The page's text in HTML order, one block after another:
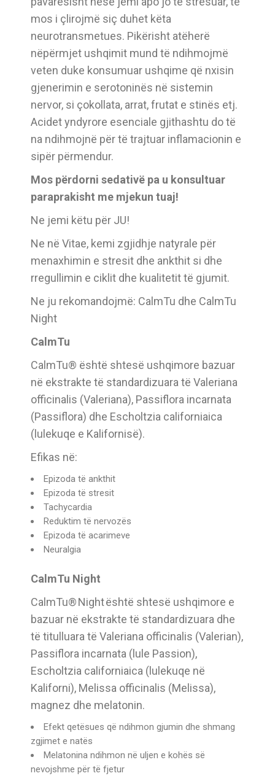
mos i çlirojmë siç duhet këta
neurotransmetues. Pikërisht atëherë
nëpërmjet ushqimit mund të ndihmojmë
veten duke konsumuar ushqime që nxisin
gjenerimin e serotoninës në sistemin
nervor, si çokollata, arrat, frutat e stinës etj.
Acidet yndyrore esenciale gjithashtu do të
na ndihmojnë për të trajtuar inflamacionin e
sipër përmendur.
Mos përdorni sedativë pa u konsultuar
paraprakisht me mjekun tuaj!
Ne jemi këtu për JU!
Ne në Vitae, kemi zgjidhje natyrale për
menaxhimin e stresit dhe ankthit si dhe
rregullimin e ciklit dhe kualitetit të gjumit.
Ne ju rekomandojmë: CalmTu dhe CalmTu
Night
CalmTu
CalmTu® është shtesë ushqimore bazuar
në ekstrakte të standardizuara të Valeriana
officinalis (Valeriana), Passiflora incarnata
(Passiflora) dhe Escholtzia californiaica
(lulekuqe e Kalifornisë).
Efikas në:
Epizoda të ankthit
Epizoda të stresit
Tachycardia
Reduktim të nervozës
Epizoda të acarimeve
Neuralgia
CalmTu Night
CalmTu® Night është shtesë ushqimore e
bazuar në ekstrakte të standardizuara dhe
të titulluara të Valeriana officinalis (Valerian),
Passiflora incarnata (lule Passion),
Escholtzia californiaica (lulekuqe në
Kaliforni), Melissa officinalis (Melissa),
magnez dhe melatonin.
Efekt qetësues që ndihmon gjumin dhe shmang
zgjimet e natës
Melatonina ndihmon në uljen e kohës së
nevojshme për të fjetur